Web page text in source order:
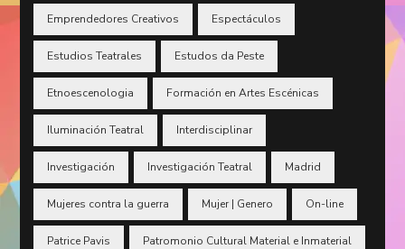
Emprendedores Creativos Espectáculos
Estudios Teatrales Estudos da Peste
Etnoescenologia Formación en Artes Escénicas
Iluminación Teatral Interdisciplinar
Investigación Investigación Teatral Madrid
Mujeres contra la guerra Mujer | Genero On-line
Patrice Pavis Patromonio Cultural Material e Inmaterial